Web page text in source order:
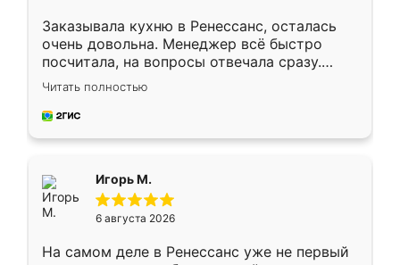
Заказывала кухню в Ренессанс, осталась
очень довольна. Менеджер всё быстро
посчитала, на вопросы отвечала сразу.
Замерщик приехал в субботу, подошёл к
делу со всей ответственностью. Собрали
за день, ребята работали аккуратно, даже
Читать полностью
Игорь М.
6 августа 2026
На самом деле в Ренессанс уже не первый